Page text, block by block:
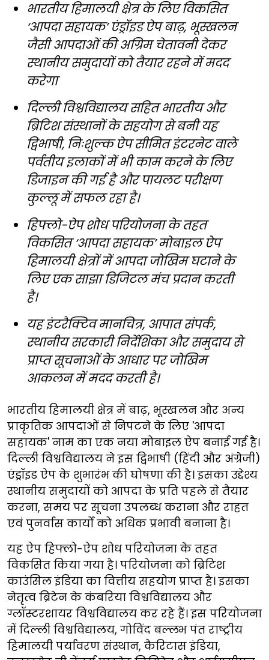
भारतीय हिमालयी क्षेत्र के लिए विकसित
‘आपदा सहायक’ एंड्रॉइड ऐप बाढ़, भूस्खलन
जैसी आपदाओं की अग्रिम चेतावनी देकर
स्थानीय समुदायों को तैयार रहने में मदद
करेगा
दिल्ली विश्वविद्यालय सहित भारतीय और
ब्रिटिश संस्थानों के सहयोग से बनी यह
द्विभाषी, निःशुल्क ऐप सीमित इंटरनेट वाले
पर्वतीय इलाकों में भी काम करने के लिए
डिजाइन की गई है और पायलट परीक्षण
कुल्लू में सफल रहा है।
हिफ्लो-ऐप शोध परियोजना के तहत
विकसित ‘आपदा सहायक’ मोबाइल ऐप
हिमालयी क्षेत्रों में आपदा जोखिम घटाने के
लिए एक साझा डिजिटल मंच प्रदान करती
है।
यह इंटरैक्टिव मानचित्र, आपात संपर्क,
स्थानीय सरकारी निर्देशिका और समुदाय से
प्राप्त सूचनाओं के आधार पर जोखिम
आकलन में मदद करती है।
भारतीय हिमालयी क्षेत्र में बाढ़, भूस्खलन और अन्य
प्राकृतिक आपदाओं से निपटने के लिए 'आपदा
सहायक' नाम का एक नया मोबाइल ऐप बनाई गई है।
दिल्ली विश्वविद्यालय ने इस द्विभाषी (हिंदी और अंग्रेजी)
एंड्रॉइड ऐप के शुभारंभ की घोषणा की है। इसका उद्देश्य
स्थानीय समुदायों को आपदा के प्रति पहले से तैयार
करना, समय पर सूचना उपलब्ध कराना और राहत
एवं पुनर्वास कार्यों को अधिक प्रभावी बनाना है।
यह ऐप हिफ्लो-ऐप शोध परियोजना के तहत
विकसित किया गया है। परियोजना को ब्रिटिश
काउंसिल इंडिया का वित्तीय सहयोग प्राप्त है। इसका
नेतृत्व ब्रिटेन के कंबरिया विश्वविद्यालय और
ग्लॉस्टरशायर विश्वविद्यालय कर रहे हैं। इस परियोजना
में दिल्ली विश्वविद्यालय, गोविंद बल्लभ पंत राष्ट्रीय
हिमालयी पर्यावरण संस्थान, कैरिटास इंडिया,